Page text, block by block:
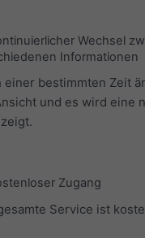
Wechsel
Informationen
einer bestimmten Zeit
und es wird eine
Zugang
Service ist